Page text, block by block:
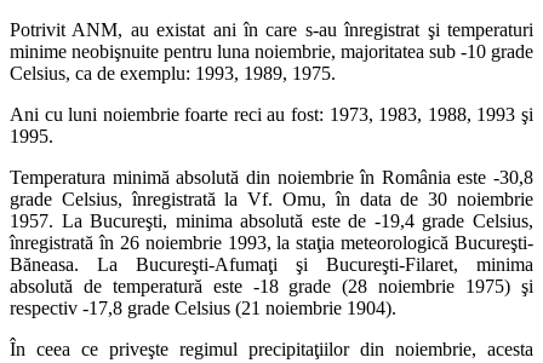
Potrivit ANM, au existat ani în care s-au înregistrat şi temperaturi
minime neobişnuite pentru luna noiembrie, majoritatea sub -10 grade
Celsius, ca de exemplu: 1993, 1989, 1975.
Ani cu luni noiembrie foarte reci au fost: 1973, 1983, 1988, 1993 şi
1995.
Temperatura minimă absolută din noiembrie în România este -30,8
grade Celsius, înregistrată la Vf. Omu, în data de 30 noiembrie
1957. La Bucureşti, minima absolută este de -19,4 grade Celsius,
înregistrată în 26 noiembrie 1993, la staţia meteorologică Bucureşti-
Băneasa. La Bucureşti-Afumaţi şi Bucureşti-Filaret, minima
absolută de temperatură este -18 grade (28 noiembrie 1975) şi
respectiv -17,8 grade Celsius (21 noiembrie 1904).
În ceea ce priveşte regimul precipitaţiilor din noiembrie, acesta